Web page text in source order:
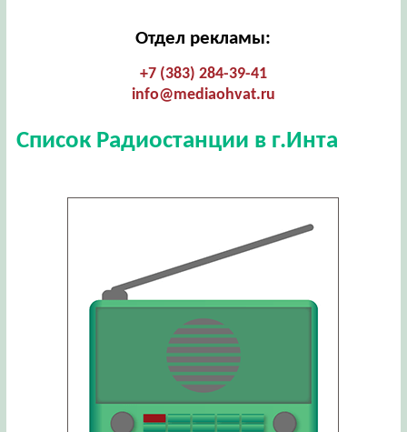
Отдел рекламы:
+7 (383) 284-39-41
info@mediaohvat.ru
Список Радиостанции в г.Инта